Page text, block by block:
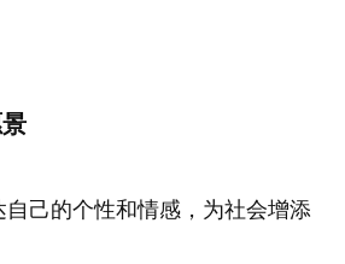
己的个性和情感，为社会增添